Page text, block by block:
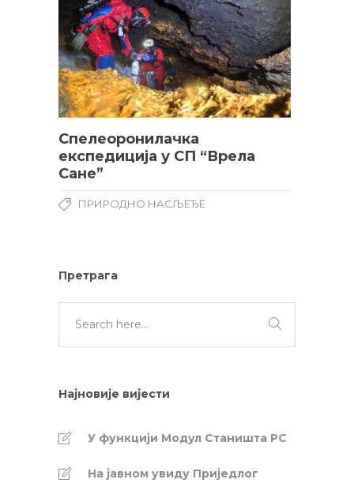
Спелеоронилачка
експедиција у СП “Врела
Сане”
ПРИРОДНО НАСЉЕЂЕ
Претрага
Најновије вијести
У функцији Модул Станишта РС
На јавном увиду Приједлог